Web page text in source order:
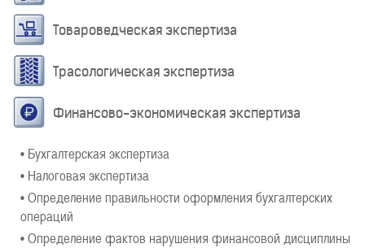
Товароведческая экспертиза
Трасологическая экспертиза
Финансово-экономическая экспертиза
• Бухгалтерская экспертиза
• Налоговая экспертиза
• Определение правильности оформления бухгалтерских
операций
• Определение фактов нарушения финансовой дисциплины